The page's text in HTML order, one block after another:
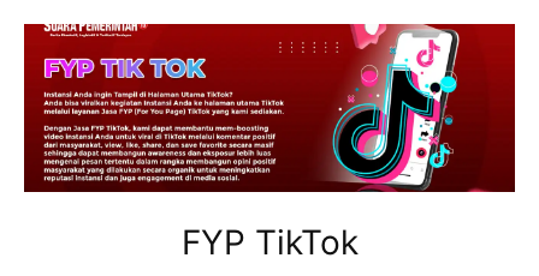
FYP TikTok